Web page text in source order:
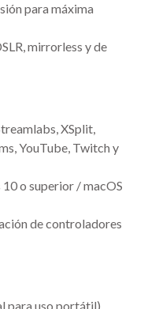
para máxima
mirrorless y de
XSplit,
YouTube, Twitch y
o superior / macOS
de controladores
para uso portátil)